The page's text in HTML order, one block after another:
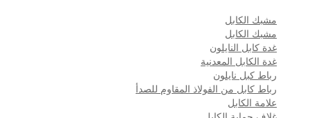
مشبك الكابل
مشبك الكابل
غدة كابل النايلون
غدة الكابل المعدنية
رباط كبل نايلون
رباط كابل من الفولاذ المقاوم للصدأ
علامة الكابل